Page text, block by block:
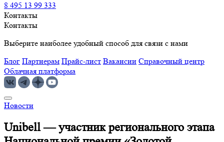
8 495 13 99 333
Контакты
Контакты
Выберите наиболее удобный способ для связи с нами
Блог Партнерам Прайс-лист Вакансии Справочный центр
Облачная платформа
Новости
Unibell — участник регионального этапа